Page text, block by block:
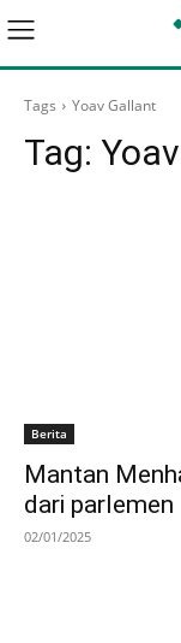
Tags Yoav Gallant
Tag:
Berita
Mantan
dari parlemen
02/01/2025